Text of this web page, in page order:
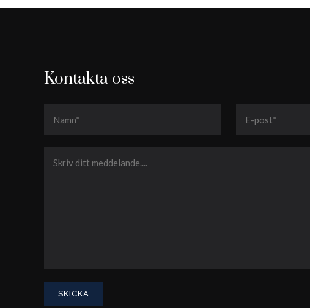
Kontakta oss